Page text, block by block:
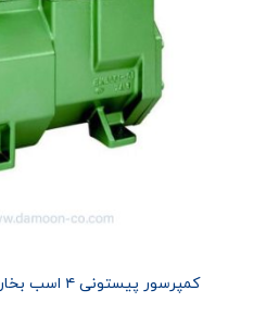
کمپرسور پیستونی ۴ اسب بخار بیتزر مدل 2CES-4